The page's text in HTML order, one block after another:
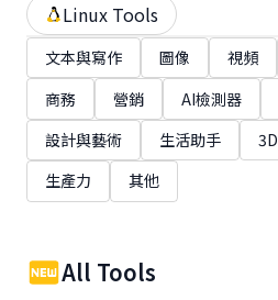
Linux Tools
文本與寫作 圖像 視頻
商務
營銷 AI檢測器
設計與藝術
生活助手 3D
生產力
其他
All Tools